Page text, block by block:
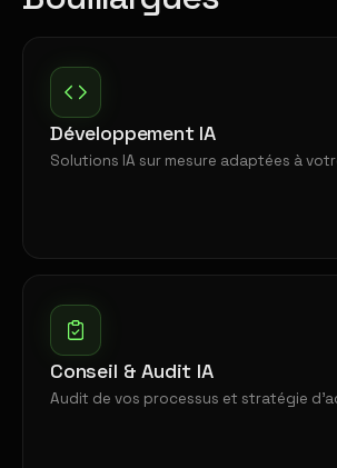
Développement IA
Solutions IA sur mesure adaptées à
Conseil & Audit IA
Audit de vos processus et stratégie